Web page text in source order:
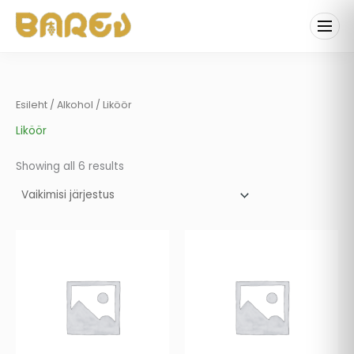
content
Esileht / Alkohol / Liköör
Liköör
Showing all 6 results